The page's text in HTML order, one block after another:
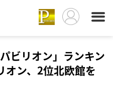
ビリオン」ランキン
オン、2位北欧館を